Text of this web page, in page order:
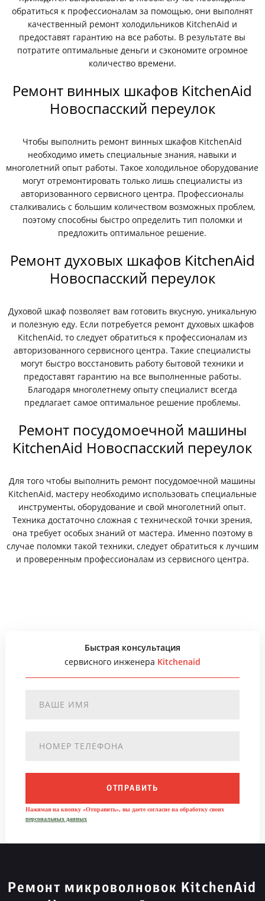
обратиться к профессионалам за помощью, они выполнят
качественный ремонт холодильников KitchenAid и
предоставят гарантию на все работы. В результате вы
потратите оптимальные деньги и сэкономите огромное
количество времени.
Ремонт винных шкафов KitchenAid
Новоспасский переулок
Чтобы выполнить ремонт винных шкафов KitchenAid
необходимо иметь специальные знания, навыки и
многолетний опыт работы. Такое холодильное оборудование
могут отремонтировать только лишь специалисты из
авторизованного сервисного центра. Профессионалы
сталкивались с большим количеством возможных проблем,
поэтому способны быстро определить тип поломки и
предложить оптимальное решение.
Ремонт духовых шкафов KitchenAid
Новоспасский переулок
Духовой шкаф позволяет вам готовить вкусную, уникальную
и полезную еду. Если потребуется ремонт духовых шкафов
KitchenAid, то следует обратиться к профессионалам из
авторизованного сервисного центра. Такие специалисты
могут быстро восстановить работу бытовой техники и
предоставят гарантию на все выполненные работы.
Благодаря многолетнему опыту специалист всегда
предлагает самое оптимальное решение проблемы.
Ремонт посудомоечной машины
KitchenAid Новоспасский переулок
Для того чтобы выполнить ремонт посудомоечной машины
KitchenAid, мастеру необходимо использовать специальные
инструменты, оборудование и свой многолетний опыт.
Техника достаточно сложная с технической точки зрения,
она требует особых знаний от мастера. Именно поэтому в
случае поломки такой техники, следует обратиться к лучшим
и проверенным профессионалам из сервисного центра.
Быстрая консультация
сервисного инженера Kitchenaid
ОТПРАВИТЬ
Нажимая на кнопку «Отправить», вы даете согласие на обработку своих
персональных данных
Ремонт микроволновок KitchenAid